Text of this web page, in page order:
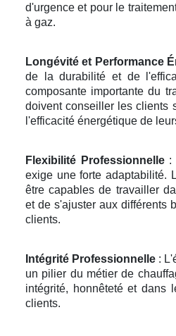
d'urgence et pour le
à gaz.
Longévité et Performance
de la durabilité et de
composante importante du
doivent conseiller les clients
l'efficacité énergétique de
Flexibilité Professionnelle:
exige une forte adaptabilité.
être capables de travailler
et de s'ajuster aux différents
clients.
Intégrité Professionnelle :
un pilier du métier de
intégrité, honnêteté et dans
clients.